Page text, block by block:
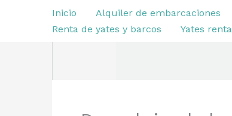
Inicio Alquiler de embarcaciones
Renta de yates y barcos
Yates